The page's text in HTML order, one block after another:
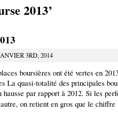
2013’
3RD, 2014
boursières ont été vertes en
La quasi-totalité des principales
hausse par rapport à 2012. Si les
on retient en gros que le